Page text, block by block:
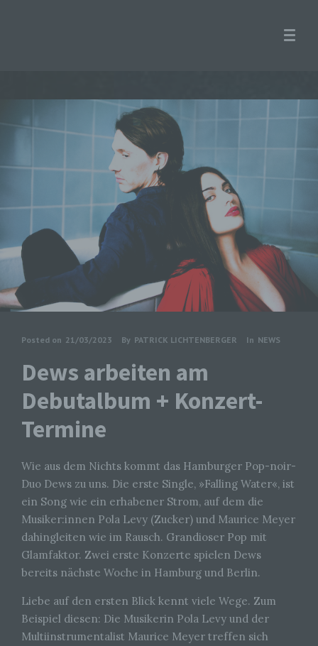
Posted on 21/03/2023 By PATRICK LICHTENBERGER In NEWS
Dews arbeiten am
Debutalbum + Konzert-
Termine
Wie aus dem Nichts kommt das Hamburger Pop-noir-
Duo Dews zu uns. Die erste Single, »Falling Water«, ist
ein Song wie ein erhabener Strom, auf dem die
Musiker:innen Pola Levy (Zucker) und Maurice Meyer
dahingleiten wie im Rausch. Grandioser Pop mit
Glamfaktor. Zwei erste Konzerte spielen Dews
bereits nächste Woche in Hamburg und Berlin.
Liebe auf den ersten Blick kennt viele Wege. Zum
Beispiel diesen: Die Musikerin Pola Levy und der
Multiinstrumentalist Maurice Meyer treffen sich